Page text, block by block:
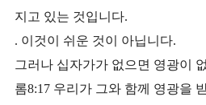
지고 있는 것입니다.
. 이것이 쉬운 것이 아닙니다.
그러나 십자가가 없으면 영광이
롬8:17 우리가 그와 함께 영광을